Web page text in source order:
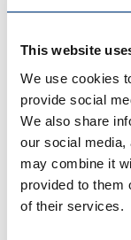
This website
We use cookies
provide social
We also share
our social media,
may combine it
provided to them
of their services.
애완동물 사